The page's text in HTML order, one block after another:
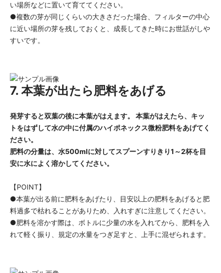
い場所などに置いて育ててください。
●複数の芽が同じくらいの大きさだった場合、フィルターの中心
に近い場所の芽を残しておくと、成長してきた時にお世話がしや
すいです。
7. 本葉が出たら肥料をあげる
発芽すると双葉の後に本葉がはえます。 本葉がはえたら、キッ
トをはずして水の中に付属のハイポネックス微粉肥料をあげてく
ださい。
肥料の分量は、水500mlに対してスプーンすりきり1～2杯を目
安に水によく溶かしてください。
【POINT】
●本葉が出る前に肥料をあげたり、目安以上の肥料をあげると肥
料過多で枯れることがありため、入れすぎに注意してください。
●肥料を溶かす際は、ボトルに少量の水を入れてから、肥料を入
れて軽く振り、規定の水量をつぎ足すと、上手に混ぜられます。